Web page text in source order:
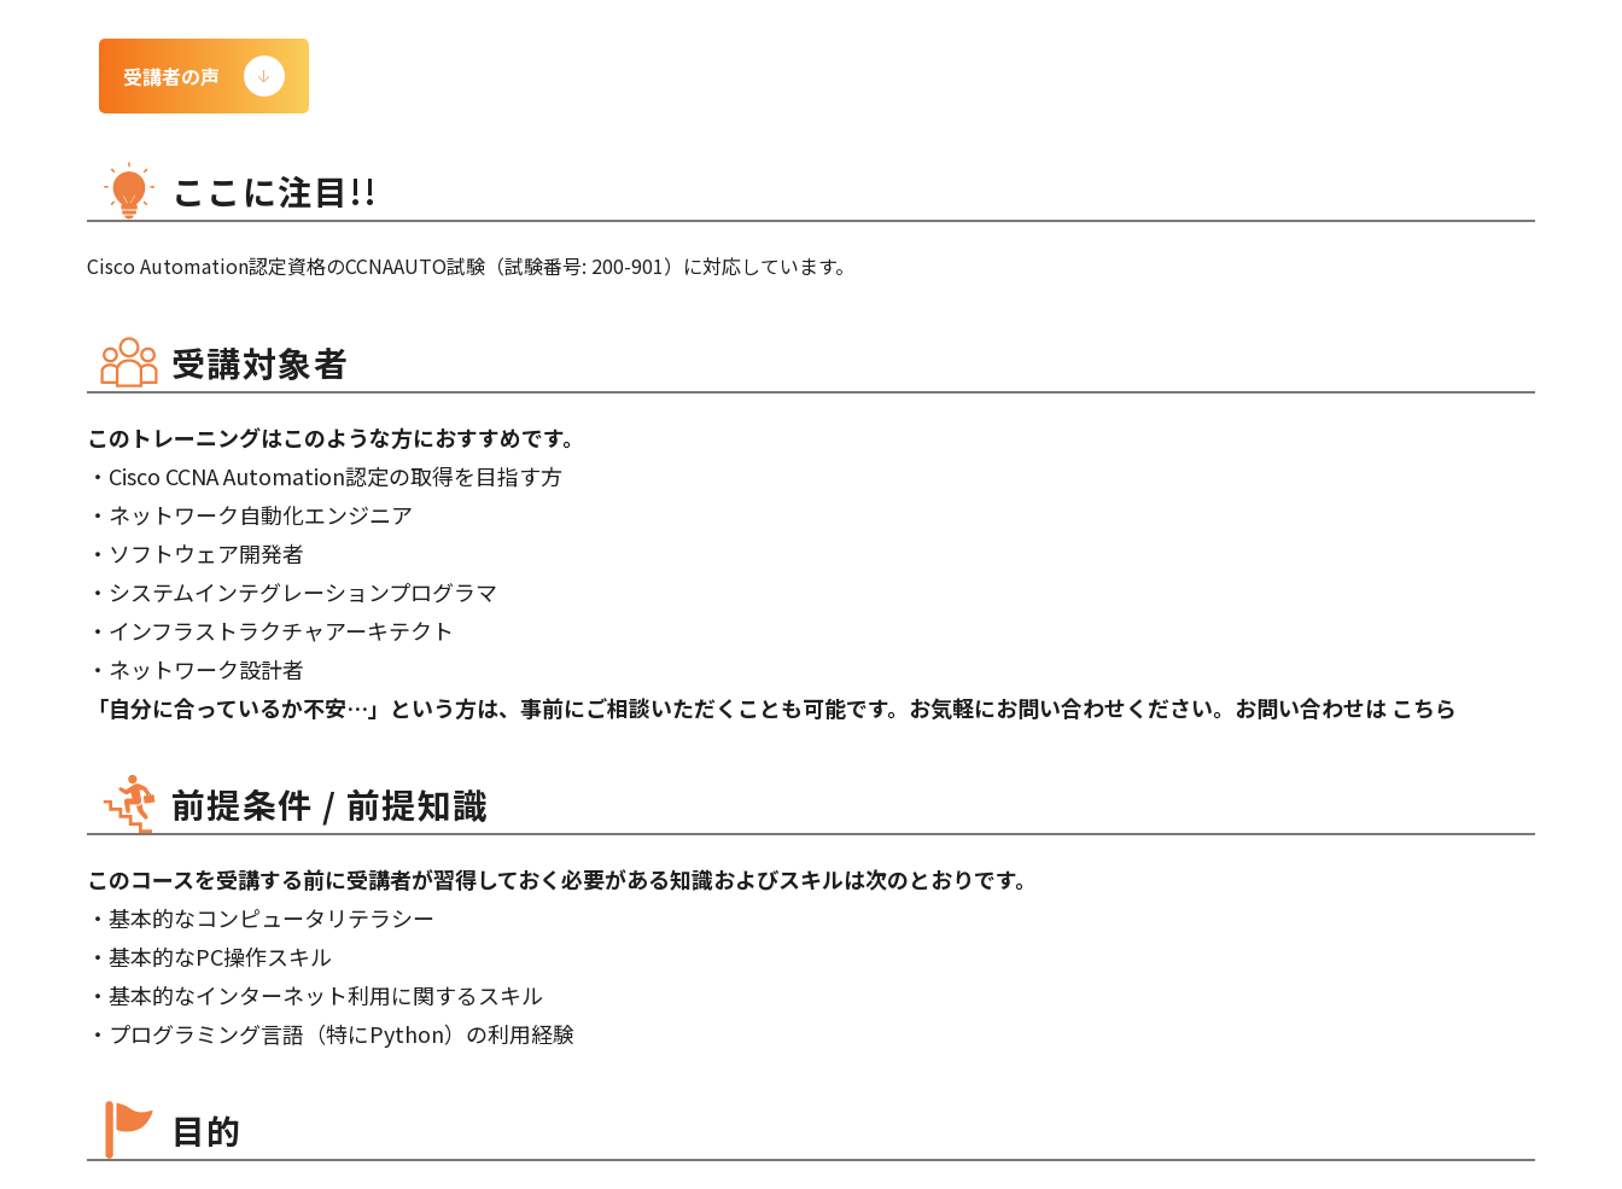
受講者の声
ここに注目!!
Cisco Automation認定資格のCCNAAUTO試験（試験番号: 200-901）に対応しています。
受講対象者
このトレーニングはこのような方におすすめです。
・Cisco CCNA Automation認定の取得を目指す方
・ネットワーク自動化エンジニア
・ソフトウェア開発者
・システムインテグレーションプログラマ
・インフラストラクチャアーキテクト
・ネットワーク設計者
「自分に合っているか不安…」という方は、事前にご相談いただくことも可能です。お気軽にお問い合わせください。お問い合わせは こちら
前提条件 / 前提知識
このコースを受講する前に受講者が習得しておく必要がある知識およびスキルは次のとおりです。
・基本的なコンピュータリテラシー
・基本的なPC操作スキル
・基本的なインターネット利用に関するスキル
・プログラミング言語（特にPython）の利用経験
目的